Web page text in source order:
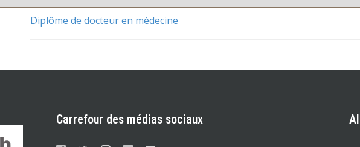
Diplôme de docteur en médecine
Carrefour des médias sociaux